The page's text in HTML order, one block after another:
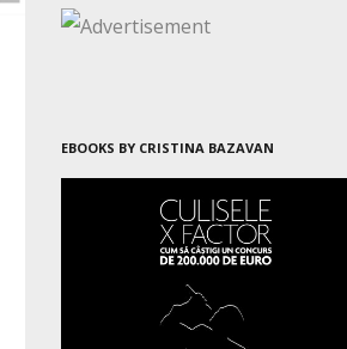
EBOOKS BY CRISTINA BAZAVAN